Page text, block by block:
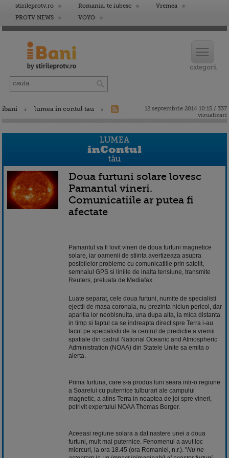
stirileprotv.ro Romania, te iubesc
Vremea
PROTV NEWS
VOYO
ibani lumea in contul tau
12 septembrie 2014 10:15 / 337
vizualizari
Doua furtuni solare lovesc
Pamantul vineri.
Comunicatiile ar putea fi
afectate
Pamantul va fi lovit vineri de doua furtuni magnetice
solare, iar oamenii de stiinta avertizeaza asupra
posibilelor probleme cu comunicatiile prin satelit,
semnalul GPS si liniile de inalta tensiune, transmite
Reuters, preluata de Mediafax.
Luate separat, cele doua furtuni, numite de specialisti
ejectii de masa coronala, nu prezinta niciun pericol, dar
aparitia lor neobisnuita, una dupa alta, la mica distanta
in timp si faptul ca se indreapta direct spre Terra i-au
facut pe specialistii de la centrul de predictie a vremii
spatiale din cadrul National Oceanic and Atmospheric
Administration (NOAA) din Statele Unite sa emita o
alerta.
Prima furtuna, care s-a produs luni seara intr-o regiune
a Soarelui cu puternice tulburari ale campului
magnetic, a atins Terra in noaptea de joi spre vineri,
potrivit expertului NOAA Thomas Berger.
Aceeasi regiune solara a dat nastere unei a doua
furtuni, mult mai puternice. Fenomenul a avut loc
miercuri, la ora 18.45 (ora Romaniei, n.r.). "Nu ne